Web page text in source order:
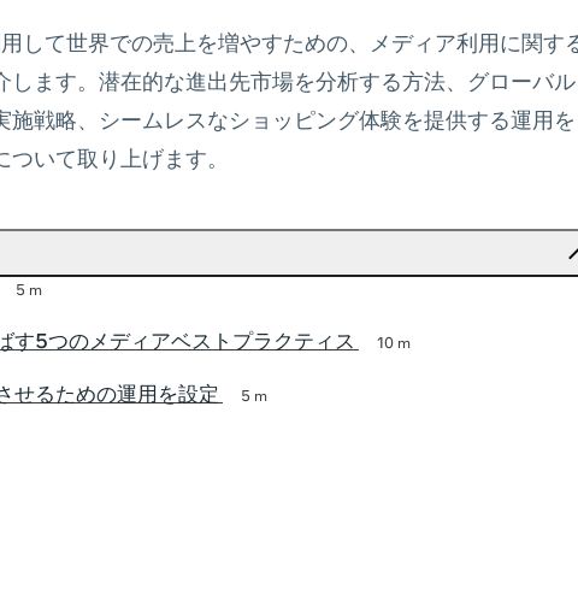
して世界での売上を増やすための、メディア利用に関す
します。潜在的な進出先市場を分析する方法、グローバル
施戦略、シームレスなショッピング体験を提供する運用を
いて取り上げます。
5 m
す5つのメディアベストプラクティス 10 m
せるための運用を設定 5 m